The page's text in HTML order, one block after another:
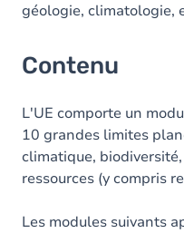
géologie, climatologie,
Contenu
L'UE comporte un
10 grandes limites
climatique,
ressources (y compris
Les modules suivants